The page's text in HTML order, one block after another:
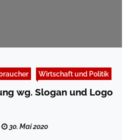
Wirtschaft und Politik
wg. Slogan und Logo
30. Mai 2020